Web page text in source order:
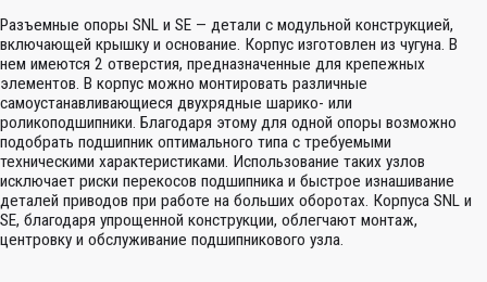
Разъемные опоры SNL и SE — детали с модульной конструкцией,
включающей крышку и основание. Корпус изготовлен из чугуна. В
нем имеются 2 отверстия, предназначенные для крепежных
элементов. В корпус можно монтировать различные
самоустанавливающиеся двухрядные шарико- или
роликоподшипники. Благодаря этому для одной опоры возможно
подобрать подшипник оптимального типа с требуемыми
техническими характеристиками. Использование таких узлов
исключает риски перекосов подшипника и быстрое изнашивание
деталей приводов при работе на больших оборотах. Корпуса SNL и
SE, благодаря упрощенной конструкции, облегчают монтаж,
центровку и обслуживание подшипникового узла.